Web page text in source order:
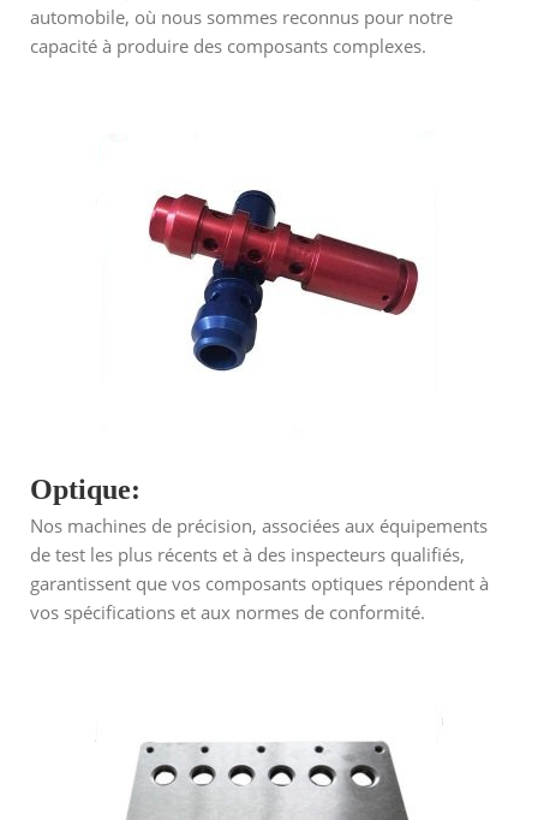
automobile, où nous sommes reconnus pour notre
capacité à produire des composants complexes.
Optique:
Nos machines de précision, associées aux équipements
de test les plus récents et à des inspecteurs qualifiés,
garantissent que vos composants optiques répondent à
vos spécifications et aux normes de conformité.